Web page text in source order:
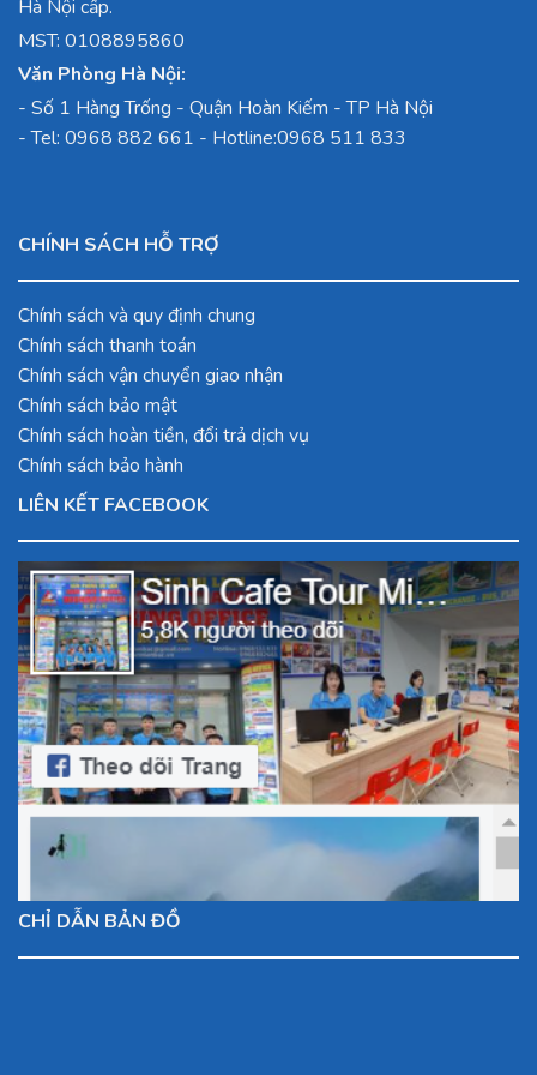
Hà Nội cấp.
MST: 0108895860
Văn Phòng Hà Nội:
- Số 1 Hàng Trống - Quận Hoàn Kiếm - TP Hà Nội
- Tel: 0968 882 661 - Hotline:0968 511 833
CHÍNH SÁCH HỖ TRỢ
Chính sách và quy định chung
Chính sách thanh toán
Chính sách vận chuyển giao nhận
Chính sách bảo mật
Chính sách hoàn tiền, đổi trả dịch vụ
Chính sách bảo hành
LIÊN KẾT FACEBOOK
CHỈ DẪN BẢN ĐỒ